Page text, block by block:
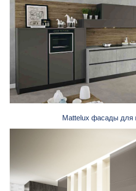
Mattelux фасады для